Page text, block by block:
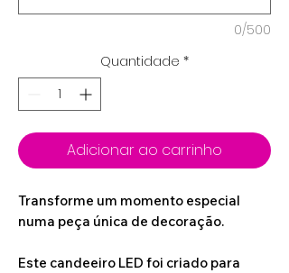
0/500
Quantidade *
Adicionar ao carrinho
Transforme um momento especial
numa peça única de decoração.
Este candeeiro LED foi criado para